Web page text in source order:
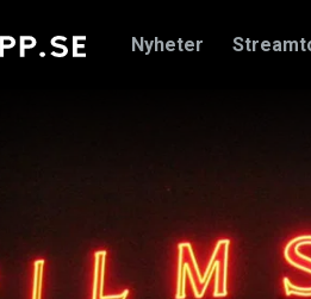
Nyheter